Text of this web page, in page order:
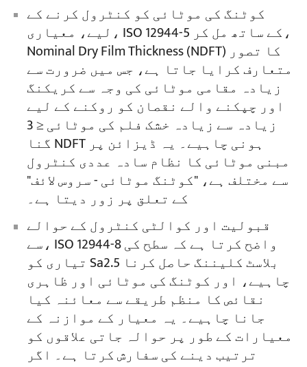
کوٹنگ کی موٹائی کو کنٹرول کرنے کے
لیے، معیاری، ISO 12944-5 کے ساتھ مل کر،
Nominal Dry Film Thickness (NDFT) کا تصور
متعارف کرایا جاتا ہے، جس میں ضرورت سے
زیادہ مقامی موٹائی کی وجہ سے کریکنگ
اور چپکنے والے نقصان کو روکنے کے لیے
زیادہ سے زیادہ خشک فلم کی موٹائی ≤ 3
گنا NDFT ہونی چاہیے۔ یہ ڈیزائن پر
مبنی موٹائی کا نظام سادہ عددی کنٹرول
سے مختلف ہے، "کوٹنگ موٹائی - سروس لائف"
کے تعلق پر زور دیتا ہے۔
قبولیت اور کوالٹی کنٹرول کے حوالے
سے، ISO 12944-8 واضح کرتا ہے کہ سطح کی
تیاری کو Sa2.5 بلاسٹ کلیننگ حاصل کرنا
چاہیے، اور کوٹنگ کی موٹائی اور ظاہری
نقائص کا منظم طریقے سے معائنہ کیا
جانا چاہیے۔ یہ معیار کے موازنہ کے
معیارات کے طور پر حوالہ جاتی علاقوں کو
ترتیب دینے کی سفارش کرتا ہے۔ اگر